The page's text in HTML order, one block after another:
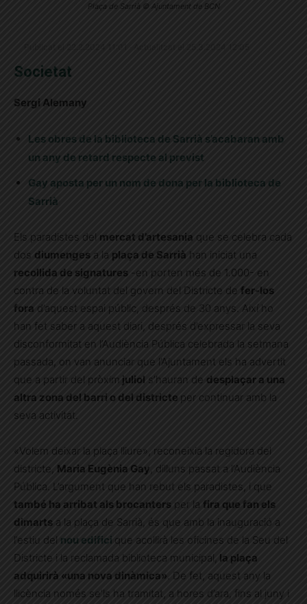
Plaça de Sarrià © Ajuntament de BCN
Societat
Sergi Alemany
Les obres de la biblioteca de Sarrià s’acabaran amb
un any de retard respecte al previst
Gay aposta per un nom de dona per la biblioteca de
Sarrià
Els paradistes del mercat d’artesania que se celebra cada
dos diumenges a la plaça de Sarrià han iniciat una
recollida de signatures -en porten més de 1.000- en
contra de la voluntat del govern del Districte de fer-los
fora d’aquest espai públic, després de 30 anys. Així ho
han fet saber a aquest diari, després d’expressar la seva
disconformitat en l’Audiència Pública celebrada la setmana
passada, on van anunciar que l’Ajuntament els ha advertit
que a partir del pròxim juliol s’hauran de desplaçar a una
altra zona del barri o del districte per continuar amb la
seva activitat.
«Volem deixar la plaça lliure», reconeixia la regidora del
districte, Maria Eugènia Gay
, dilluns passat a l’Audiència
Pública. L’argument que han rebut els paradistes, i que
també ha arribat als brocanters per la fira que fan els
dimarts a la plaça de Sarrià, és que amb la inauguració a
l’estiu del
nou edifici que acollirà les oficines de la Seu del
Districte i la reclamada biblioteca municipal, la plaça
adquirirà «una nova dinàmica». De fet, aquest any la
llicència només se’ls ha tramitat, a hores d’ara, fins al juny i